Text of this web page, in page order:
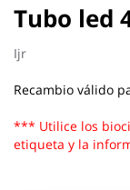
Tubo led
Ijr
Recambio válido
*** Utilice los
etiqueta y la
Saltar
al
comienzo
de
la
galería
de
imágenes